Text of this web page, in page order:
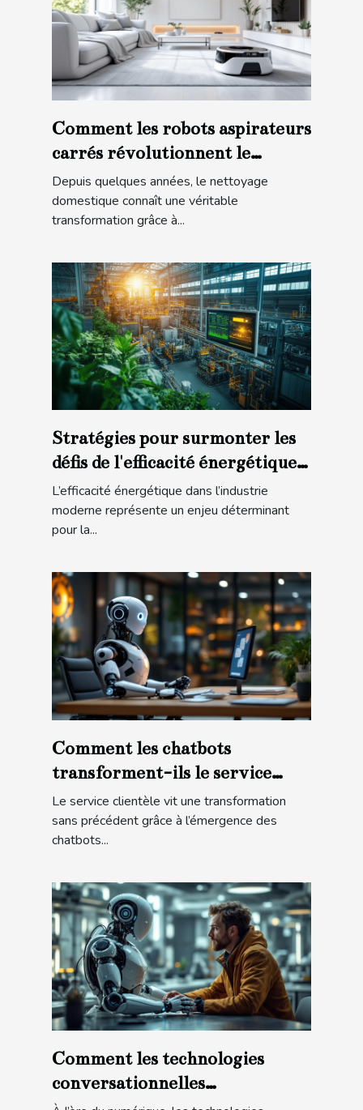
Comment les robots aspirateurs
carrés révolutionnent le
nettoyage domestique ?
Depuis quelques années, le nettoyage
domestique connaît une véritable
transformation grâce à...
Stratégies pour surmonter les
défis de l'efficacité énergétique
dans l'industrie moderne
L’efficacité énergétique dans l’industrie
moderne représente un enjeu déterminant
pour la...
Comment les chatbots
transforment-ils le service
clientèle ?
Le service clientèle vit une transformation
sans précédent grâce à l’émergence des
chatbots...
Comment les technologies
conversationnelles